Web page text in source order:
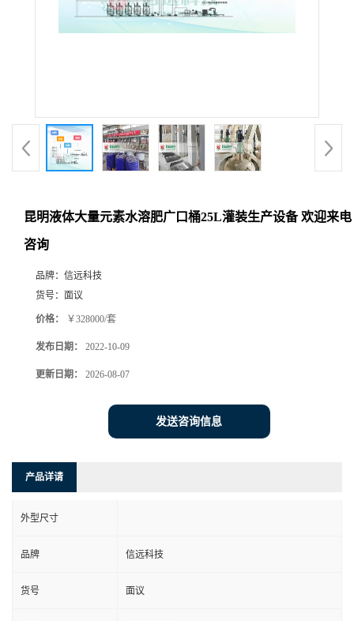
昆明液体大量元素水溶肥广口桶25L灌装生产设备 欢迎来电
咨询
品牌： 信远科技
货号： 面议
价格： ￥328000/套
发布日期： 2022-10-09
更新日期： 2026-08-07
发送咨询信息
产品详请
外型尺寸
品牌 信远科技
货号 面议